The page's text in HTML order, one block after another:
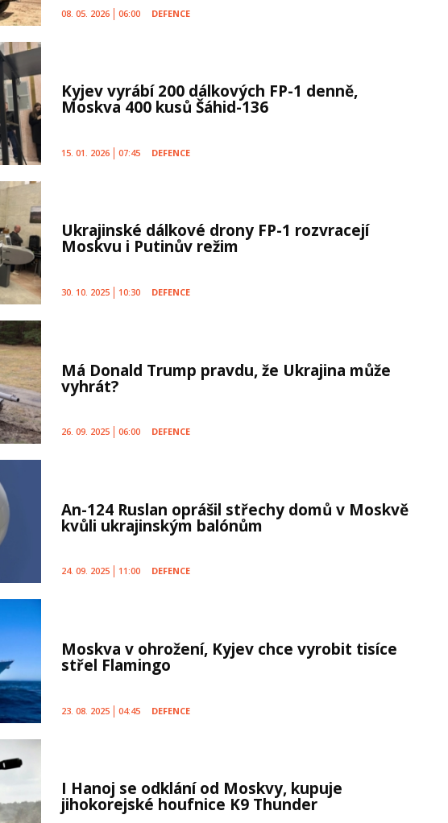
08. 05. 2026 06:00 DEFENCE
Kyjev vyrábí 200 dálkových FP-1 denně,
Moskva 400 kusů Šáhid-136
15. 01. 2026 07:45 DEFENCE
Ukrajinské dálkové drony FP-1 rozvracejí
Moskvu i Putinův režim
30. 10. 2025 10:30 DEFENCE
Má Donald Trump pravdu, že Ukrajina může
vyhrát?
26. 09. 2025 06:00 DEFENCE
An-124 Ruslan oprášil střechy domů v Moskvě
kvůli ukrajinským balónům
24. 09. 2025 11:00 DEFENCE
Moskva v ohrožení, Kyjev chce vyrobit tisíce
střel Flamingo
23. 08. 2025 04:45 DEFENCE
I Hanoj se odklání od Moskvy, kupuje
jihokorejské houfnice K9 Thunder